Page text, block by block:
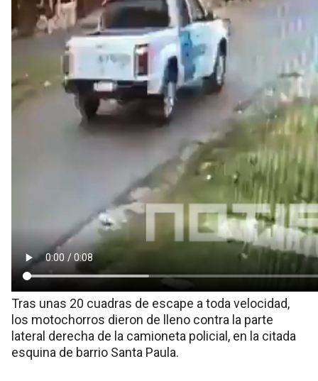
Tras unas 20 cuadras de escape a toda velocidad,
los motochorros dieron de lleno contra la parte
lateral derecha de la camioneta policial, en la citada
esquina de barrio Santa Paula.